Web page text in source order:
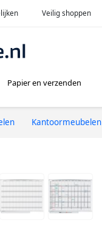
Veilig shoppen
Papier en verzenden
Kantoormeubelen